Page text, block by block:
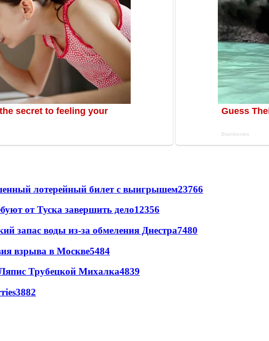
лотерейный билет с выигрышем23766
от Туска завершить дело12356
запас воды из-за обмеления Днестра7480
взрыва в Москве5484
Трубецкой Михалка4839
3882